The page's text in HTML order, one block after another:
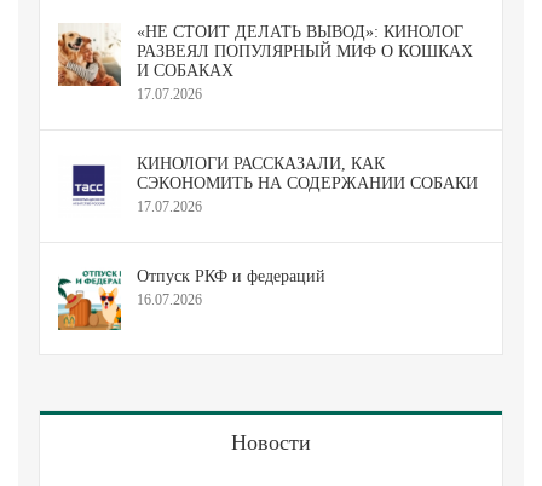
«НЕ СТОИТ ДЕЛАТЬ ВЫВОД»: КИНОЛОГ
РАЗВЕЯЛ ПОПУЛЯРНЫЙ МИФ О КОШКАХ
И СОБАКАХ
17.07.2026
КИНОЛОГИ РАССКАЗАЛИ, КАК
СЭКОНОМИТЬ НА СОДЕРЖАНИИ СОБАКИ
17.07.2026
Отпуск РКФ и федераций
16.07.2026
Новости